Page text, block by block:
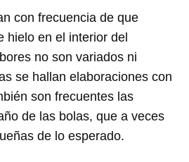
con frecuencia de que
hielo en el interior del
no son variados ni
se hallan elaboraciones con
son frecuentes las
de las bolas, que a veces
de lo esperado.